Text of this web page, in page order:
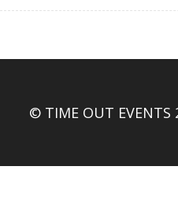
© TIME OUT EVENTS